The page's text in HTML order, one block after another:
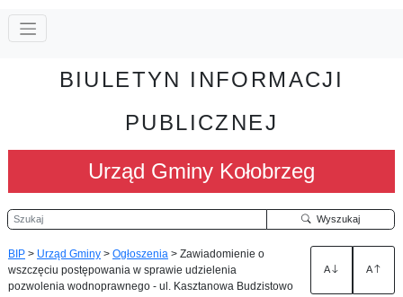
BIULETYN INFORMACJI
PUBLICZNEJ
Urząd Gminy Kołobrzeg
Szukaj Wyszukaj
BIP > Urząd Gminy > Ogłoszenia > Zawiadomienie o
wszczęciu postępowania w sprawie udzielenia
pozwolenia wodnoprawnego - ul. Kasztanowa Budzistowo
A A